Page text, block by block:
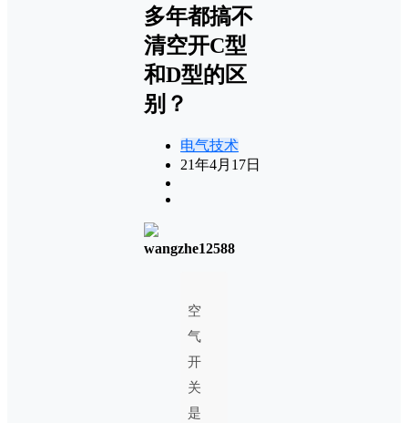
多年都搞不
清空开C型
和D型的区
别？
电气技术
21年4月17日
wangzhe12588
空
气
开
关
是